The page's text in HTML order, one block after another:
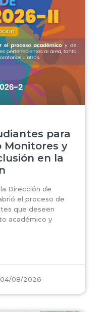
para
Monitores y
en la
Dirección de
el proceso de
que deseen
académico y
04/08/2026